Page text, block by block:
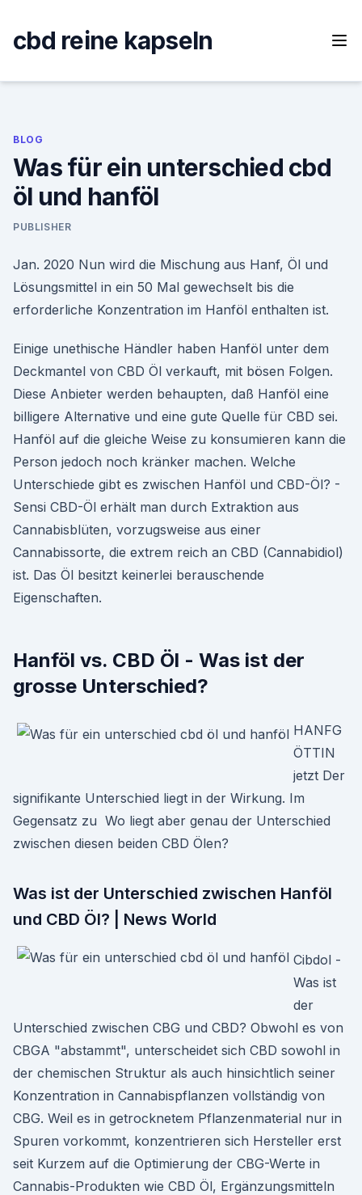
content
cbd reine kapseln
BLOG
Was für ein unterschied cbd
öl und hanföl
PUBLISHER
Jan. 2020 Nun wird die Mischung aus Hanf, Öl und
Lösungsmittel in ein 50 Mal gewechselt bis die
erforderliche Konzentration im Hanföl enthalten ist.
Einige unethische Händler haben Hanföl unter dem
Deckmantel von CBD Öl verkauft, mit bösen Folgen.
Diese Anbieter werden behaupten, daß Hanföl eine
billigere Alternative und eine gute Quelle für CBD sei.
Hanföl auf die gleiche Weise zu konsumieren kann die
Person jedoch noch kränker machen. Welche
Unterschiede gibt es zwischen Hanföl und CBD-Öl? -
Sensi CBD-Öl erhält man durch Extraktion aus
Cannabisblüten, vorzugsweise aus einer
Cannabissorte, die extrem reich an CBD (Cannabidiol)
ist. Das Öl besitzt keinerlei berauschende
Eigenschaften.
Hanföl vs. CBD Öl - Was ist der
grosse Unterschied?
HANFG
ÖTTIN
jetzt Der
signifikante Unterschied liegt in der Wirkung. Im
Gegensatz zu Wo liegt aber genau der Unterschied
zwischen diesen beiden CBD Ölen?
Was ist der Unterschied zwischen Hanföl
und CBD Öl? | News World
Cibdol -
Was ist
der
Unterschied zwischen CBG und CBD? Obwohl es von
CBGA "abstammt", unterscheidet sich CBD sowohl in
der chemischen Struktur als auch hinsichtlich seiner
Konzentration in Cannabispflanzen vollständig von
CBG. Weil es in getrocknetem Pflanzenmaterial nur in
Spuren vorkommt, konzentrieren sich Hersteller erst
seit Kurzem auf die Optimierung der CBG-Werte in
Cannabis-Produkten wie CBD Öl, Ergänzungsmitteln